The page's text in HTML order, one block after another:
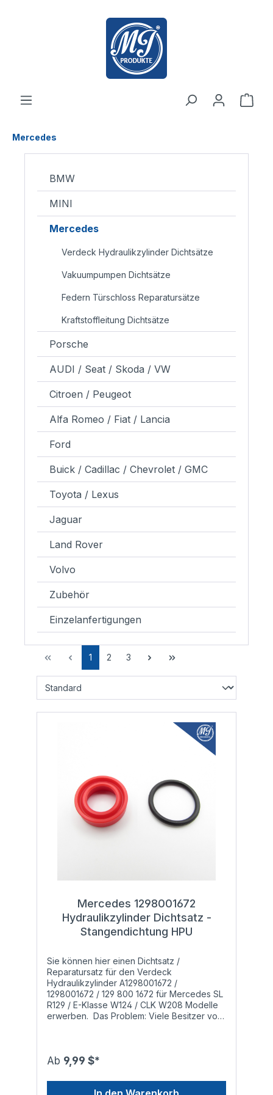
Mercedes
BMW
MINI
Mercedes
Verdeck Hydraulikzylinder Dichtsätze
Vakuumpumpen Dichtsätze
Federn Türschloss Reparatursätze
Kraftstoffleitung Dichtsätze
Porsche
AUDI / Seat / Skoda / VW
Citroen / Peugeot
Alfa Romeo / Fiat / Lancia
Ford
Buick / Cadillac / Chevrolet / GMC
Toyota / Lexus
Jaguar
Land Rover
Volvo
Zubehör
Einzelanfertigungen
1 2 3
Mercedes 1298001672
Hydraulikzylinder Dichtsatz -
Stangendichtung HPU
Sie können hier einen Dichtsatz /
Reparatursatz für den Verdeck
Hydraulikzylinder A1298001672 /
1298001672 / 129 800 1672 für Mercedes SL
R129 / E-Klasse W124 / CLK W208 Modelle
erwerben. Das Problem: Viele Besitzer von
Öffnen und Schließen des Verdecks
nicht mehr richtig. Die Undichtigkeit entsteht,
sobald die verbauten O-Ringe,
Ab 9,99 $*